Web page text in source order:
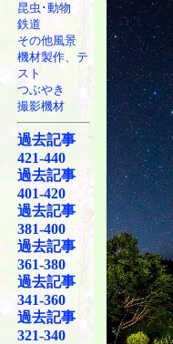
昆虫･動物
鉄道
その他風景
機材製作、テ
スト
つぶやき
撮影機材
過去記事
421-440
過去記事
401-420
過去記事
381-400
過去記事
361-380
過去記事
341-360
過去記事
321-340